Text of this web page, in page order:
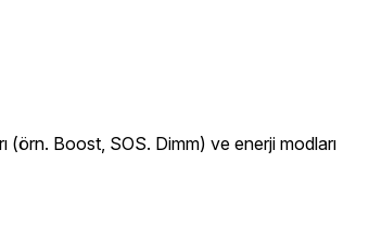
(örn. Boost, SOS. Dimm) ve enerji modları